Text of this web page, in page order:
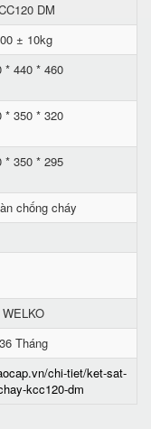
DM
± 10kg
* 440 * 460
* 350 * 320
* 350 * 295
chống cháy
WELKO
36 Tháng
chi-tiet/ket-sat-
kcc120-dm